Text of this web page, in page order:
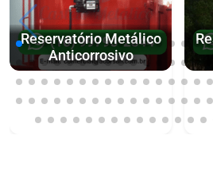
Reservatório Metálico
Anticorrosivo